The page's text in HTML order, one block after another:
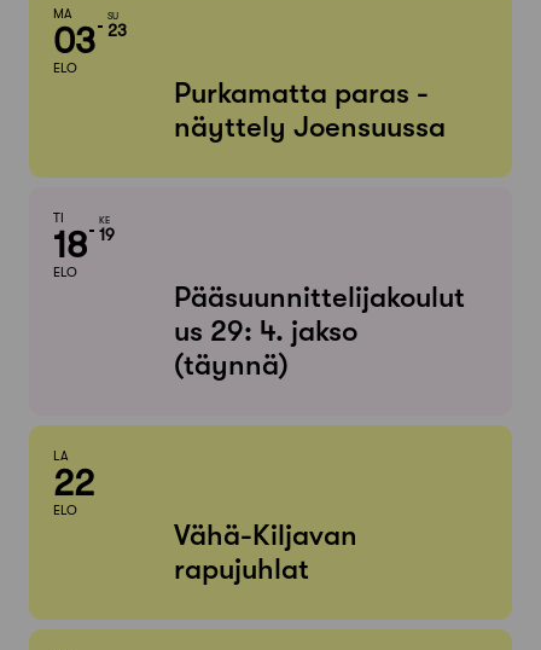
MA
03
ELO
SU
23
Purkamatta paras -
näyttely Joensuussa
TI
18
ELO
KE
19
Pääsuunnittelijakoulut
us 29: 4. jakso
(täynnä)
LA
22
ELO
Vähä-Kiljavan
rapujuhlat